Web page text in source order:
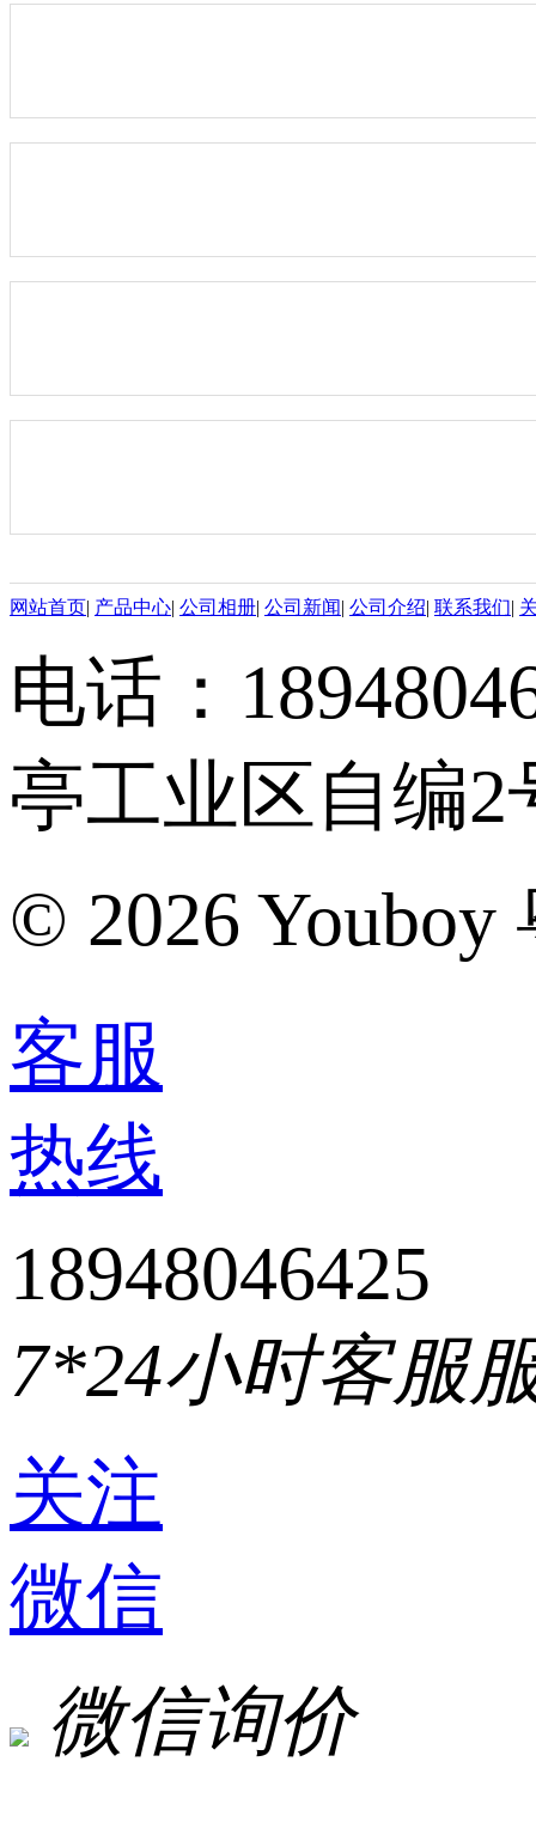
网站首页| 产品中心| 公司相册| 公司新闻| 公司介绍| 联系我们|
电话：
亭工业区自编2
© 2026 Youboy
客服
热线
18948046425
7*24小时客服
关注
微信
微信询价